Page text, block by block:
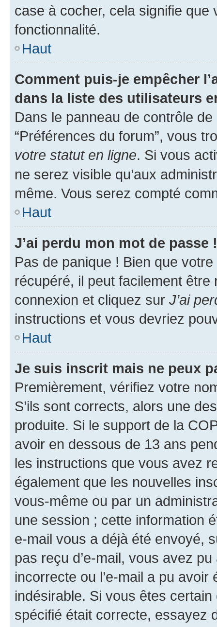
case à cocher, cela signifie
fonctionnalité.
Haut
Comment puis-je empêcher
dans la liste des utilisateurs
Dans le panneau de contrôle
“Préférences du forum”, vous
votre statut en ligne. Si vous
ne serez visible qu’aux
même. Vous serez compté
Haut
J’ai perdu mon mot de passe !
Pas de panique ! Bien que
récupéré, il peut facilement
connexion et cliquez sur J’ai
instructions et vous devriez
Haut
Je suis inscrit mais ne peux
Premièrement, vérifiez votre
S’ils sont corrects, alors une
produite. Si le support de la
avoir en dessous de 13 ans
les instructions que vous avez
également que les nouvelles
vous-même ou par un
une session ; cette information
e-mail vous a déjà été envoyé,
pas reçu d’e-mail, vous avez
incorrecte ou l’e-mail a pu
indésirable. Si vous êtes
spécifié était correcte, essayez